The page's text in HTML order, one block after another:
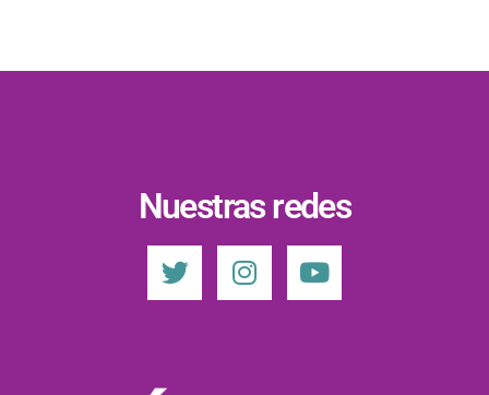
Nuestras redes